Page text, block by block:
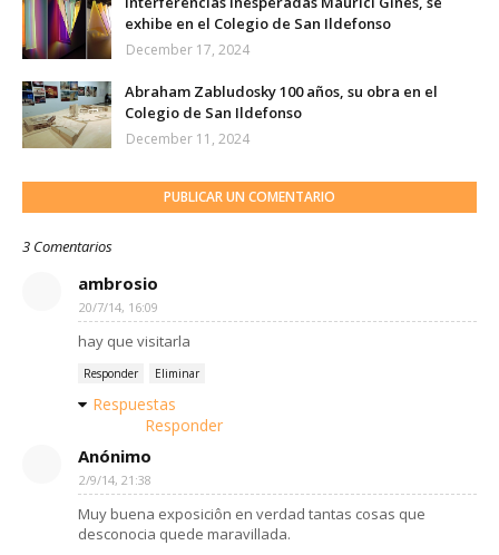
exhibe en el Colegio de San Ildefonso
December 17, 2024
Abraham Zabludosky 100 años, su obra en el
Colegio de San Ildefonso
December 11, 2024
PUBLICAR UN COMENTARIO
3 Comentarios
ambrosio
20/7/14, 16:09
hay que visitarla
Responder Eliminar
Respuestas
Responder
Anónimo
2/9/14, 21:38
Muy buena exposiciôn en verdad tantas cosas que
desconocia quede maravillada.